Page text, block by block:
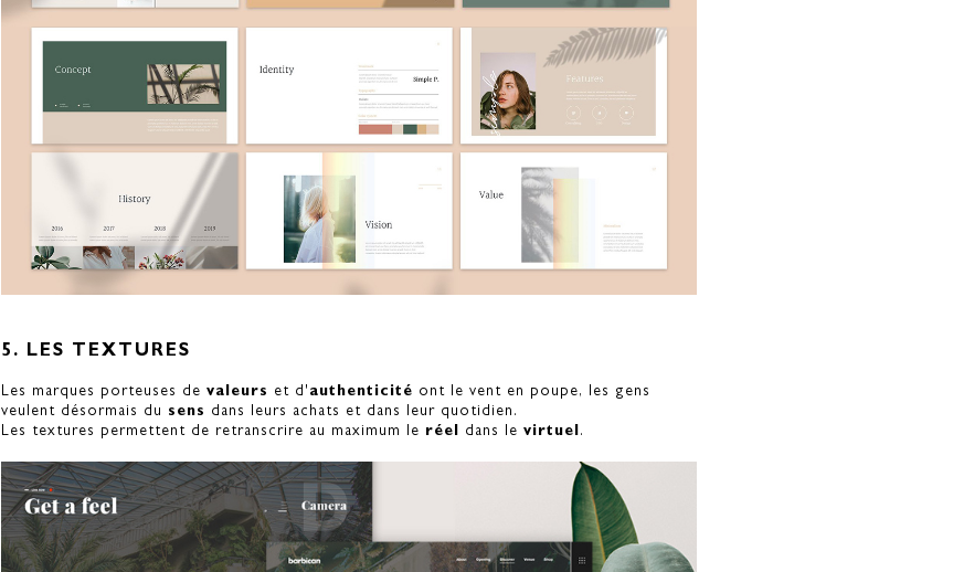
5. LES TEXTURES
Les marques porteuses de valeurs et d' authenticité ont le vent en poupe, les gens
veulent désormais du sens dans leurs achats et dans leur quotidien.
Les textures permettent de retranscrire au maximum le réel dans le virtuel.